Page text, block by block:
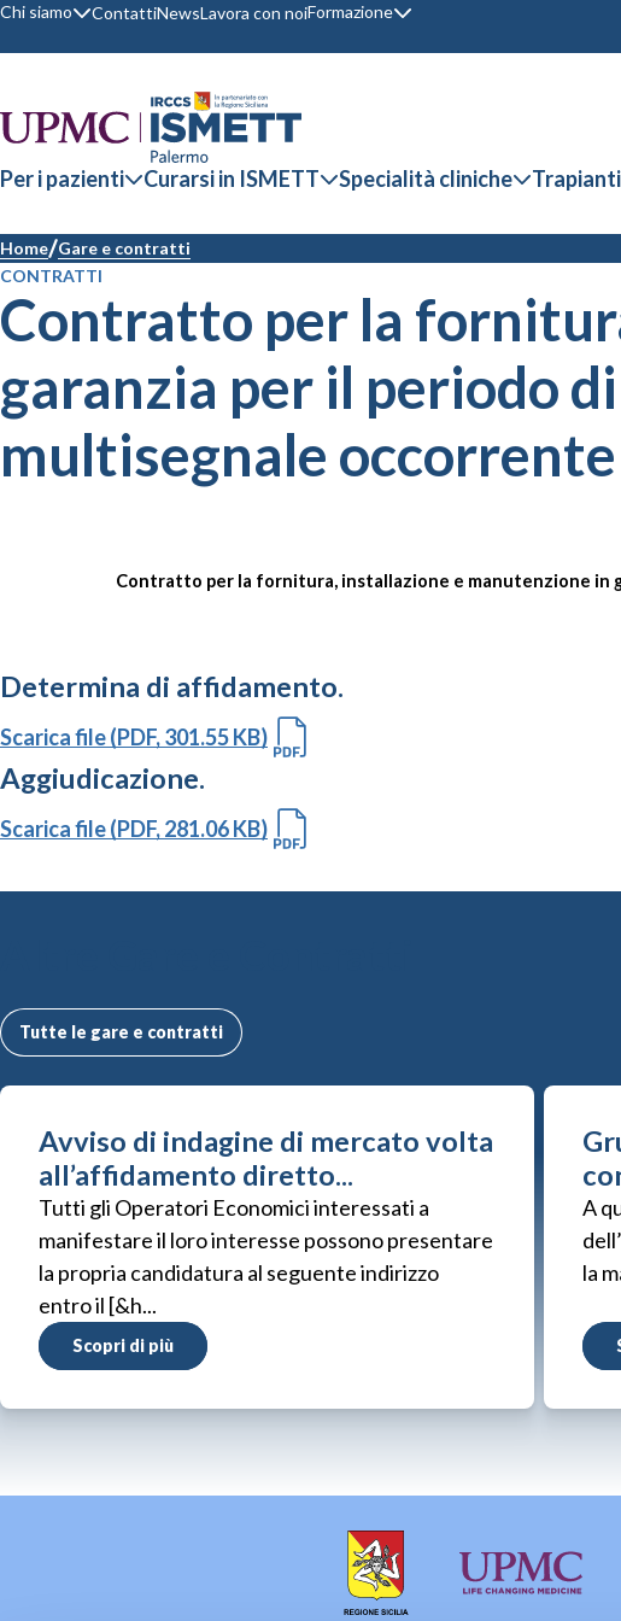
Chi siamo ContattiNewsLavora con noiFormazione
Per i pazienti Curarsi in ISMETT Specialità cliniche Trapianti
Home Gare e contratti
CONTRATTI
Contratto per la
garanzia per il periodo
multisegnale occorrente
Contratto per la fornitura, installazione e manutenzione in
Determina di affidamento.
Scarica file (PDF, 301.55 KB)
Aggiudicazione.
Scarica file (PDF, 281.06 KB)
Tutte le gare e contratti
Avviso di indagine di mercato volta
all’affidamento diretto...
Tutti gli Operatori Economici interessati a
manifestare il loro interesse possono presentare
la propria candidatura al seguente indirizzo
entro il [&h...
Scopri di più
A
la